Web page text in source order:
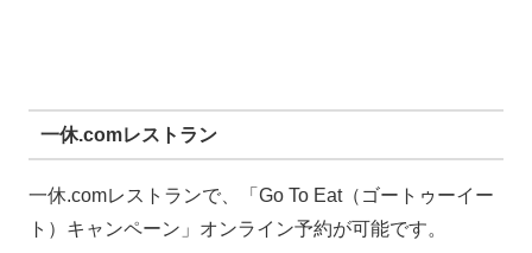
一休.comレストラン
一休.comレストランで、「Go To Eat（ゴートゥーイー
ト）キャンペーン」オンライン予約が可能です。